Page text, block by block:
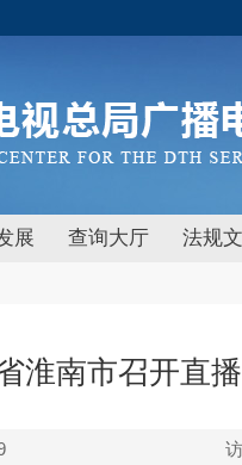
展 查询大厅 法规
淮南市召开直